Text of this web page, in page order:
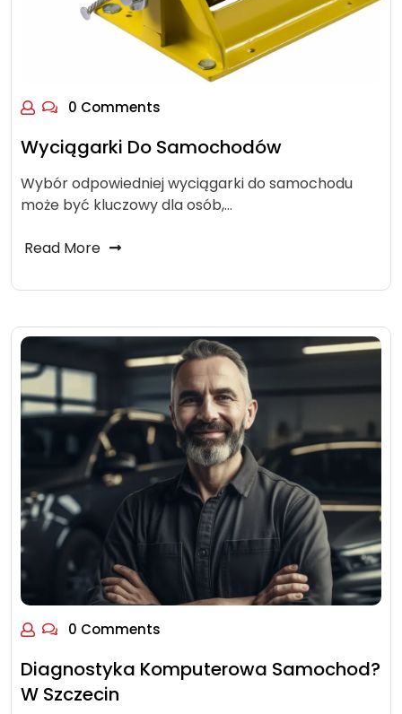
0 Comments
Wyciągarki Do Samochodów
Wybór odpowiedniej wyciągarki do samochodu
może być kluczowy dla osób,…
Read More
0 Comments
Diagnostyka Komputerowa Samochod?
W Szczecin